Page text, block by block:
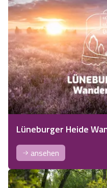
Lüneburger Heide
ansehen